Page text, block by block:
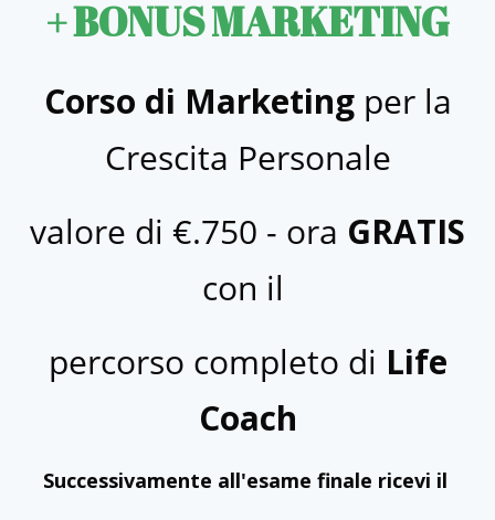
+ BONUS MARKETING
Corso di Marketingper la
Crescita Personale
valore di €.750 - ora GRATIS
con il
percorso completo di Life
Coach
Successivamente all'esame finale ricevi il